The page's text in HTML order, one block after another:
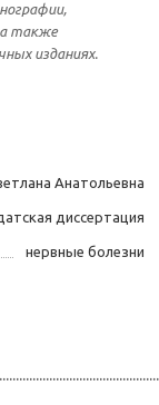
а также
изданиях.
Анатольевна
диссертация
нервные болезни